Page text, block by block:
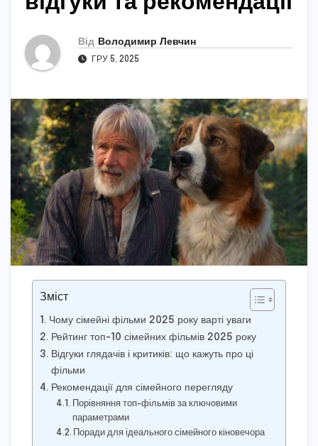
Від Володимир Левчин
ГРУ 5, 2025
Зміст
Чому сімейні фільми 2025 року варті уваги
Рейтинг топ-10 сімейних фільмів 2025 року
Відгуки глядачів і критиків: що кажуть про ці
фільми
Рекомендації для сімейного перегляду
Порівняння топ-фільмів за ключовими
параметрами
Поради для ідеального сімейного кіновечора